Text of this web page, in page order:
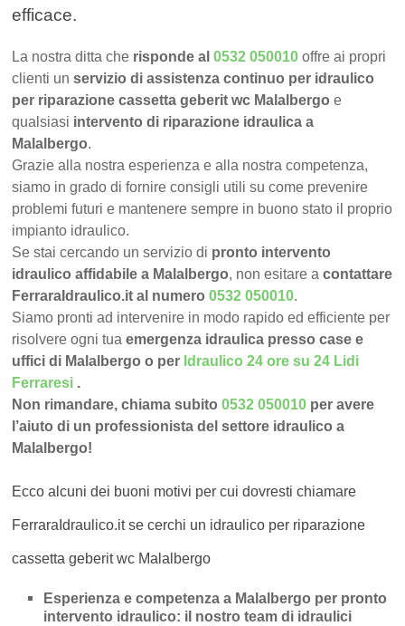
efficace.
La nostra ditta che risponde al0532 050010 offre ai propri
clienti unservizio di assistenza continuo per idraulico
per riparazione cassetta geberit wc Malalbergo e
qualsiasi intervento di riparazione idraulica a
Malalbergo.
Grazie alla nostra esperienza e alla nostra competenza,
siamo in grado di fornire consigli utili su come prevenire
problemi futuri e mantenere sempre in buono stato il proprio
impianto idraulico.
Se stai cercando un servizio di pronto intervento
idraulico affidabile a Malalbergo, non esitare acontattare
FerraraIdraulico.it al numero0532 050010.
Siamo pronti ad intervenire in modo rapido ed efficiente per
risolvere ogni tuaemergenza idraulica presso case e
uffici di Malalbergo o per Idraulico 24 ore su 24 Lidi
Ferraresi .
Non rimandare, chiama subito0532 050010 per avere
l’aiuto di un professionista del settore idraulico a
Malalbergo!
Ecco alcuni dei buoni motivi per cui dovresti chiamare
FerraraIdraulico.it se cerchi un idraulico per riparazione
cassetta geberit wc Malalbergo
Esperienza e competenza a Malalbergo per pronto
intervento idraulico: il nostro team di idraulici